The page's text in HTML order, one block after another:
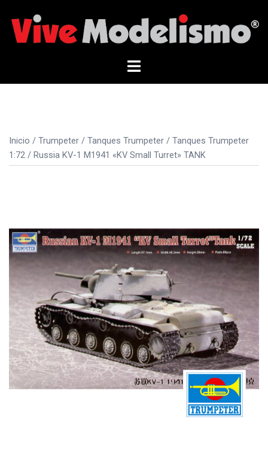
contenido
Alternar
Inicio / Trumpeter / Tanques Trumpeter / Tanques Trumpeter
1:72 / Russia KV-1 M1941 «KV Small Turret» TANK